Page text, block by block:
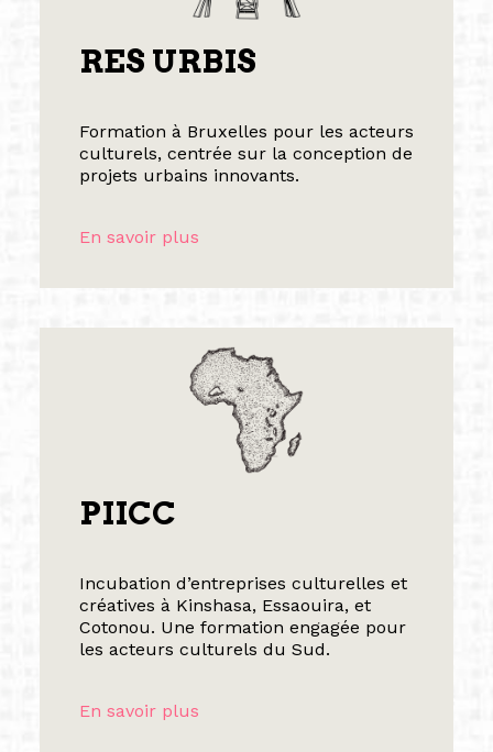
RES URBIS
Formation à Bruxelles pour les acteurs
culturels, centrée sur la conception de
projets urbains innovants.
En savoir plus
PIICC
Incubation d’entreprises culturelles et
créatives à Kinshasa, Essaouira, et
Cotonou. Une formation engagée pour
les acteurs culturels du Sud.
En savoir plus